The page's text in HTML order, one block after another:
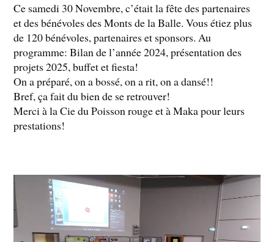
Ce samedi 30 Novembre, c’était la fête des partenaires
et des bénévoles des Monts de la Balle. Vous étiez plus
de 120 bénévoles, partenaires et sponsors. Au
programme: Bilan de l’année 2024, présentation des
projets 2025, buffet et fiesta!
On a préparé, on a bossé, on a rit, on a dansé!!
Bref, ça fait du bien de se retrouver!
Merci à la Cie du Poisson rouge et à Maka pour leurs
prestations!